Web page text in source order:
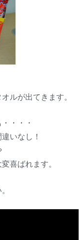
ルが出てきます。
・・・
いなし！
喜ばれます。